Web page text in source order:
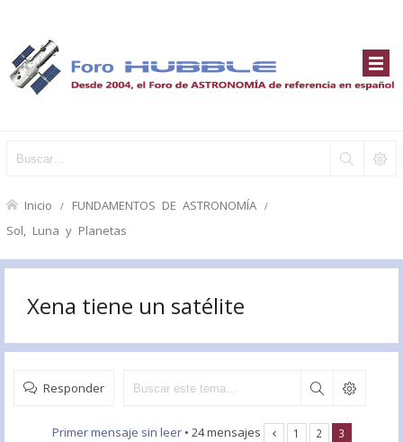
Inicio FUNDAMENTOS DE ASTRONOMÍA
Sol, Luna y Planetas
Xena tiene un satélite
Responder
Primer mensaje sin leer• 24 mensajes 1 2 3